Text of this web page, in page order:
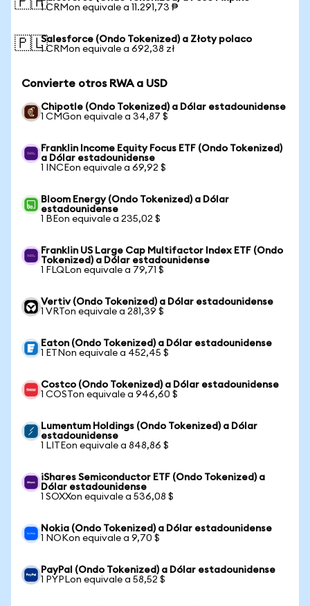
1 CRMon equivale a 11.291,73 ₱
🇵🇱Salesforce (Ondo Tokenized) a Złoty polaco
1 CRMon equivale a 692,38 zł
Convierte otros RWA a USD
Chipotle (Ondo Tokenized) a Dólar estadounidense
1 CMGon equivale a 34,87 $
Franklin Income Equity Focus ETF (Ondo Tokenized)
a Dólar estadounidense
1 INCEon equivale a 69,92 $
Bloom Energy (Ondo Tokenized) a Dólar
estadounidense
1 BEon equivale a 235,02 $
Franklin US Large Cap Multifactor Index ETF (Ondo
Tokenized) a Dólar estadounidense
1 FLQLon equivale a 79,71 $
Vertiv (Ondo Tokenized) a Dólar estadounidense
1 VRTon equivale a 281,39 $
Eaton (Ondo Tokenized) a Dólar estadounidense
1 ETNon equivale a 452,45 $
Costco (Ondo Tokenized) a Dólar estadounidense
1 COSTon equivale a 946,60 $
Lumentum Holdings (Ondo Tokenized) a Dólar
estadounidense
1 LITEon equivale a 848,86 $
iShares Semiconductor ETF (Ondo Tokenized) a
Dólar estadounidense
1 SOXXon equivale a 536,08 $
Nokia (Ondo Tokenized) a Dólar estadounidense
1 NOKon equivale a 9,70 $
PayPal (Ondo Tokenized) a Dólar estadounidense
1 PYPLon equivale a 58,52 $